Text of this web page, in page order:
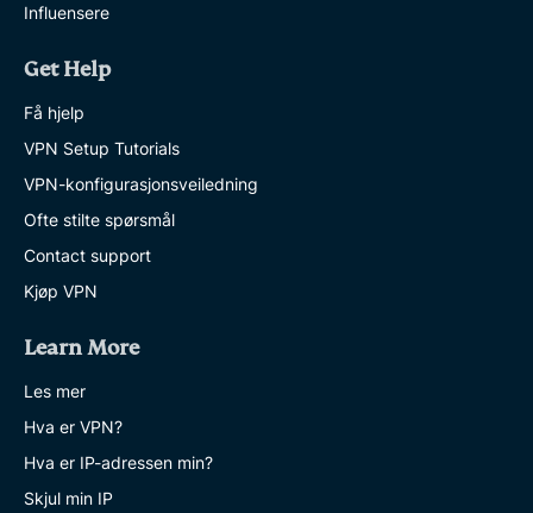
Influensere
Get Help
Få hjelp
VPN Setup Tutorials
VPN-konfigurasjonsveiledning
Ofte stilte spørsmål
Contact support
Kjøp VPN
Learn More
Les mer
Hva er VPN?
Hva er IP-adressen min?
Skjul min IP